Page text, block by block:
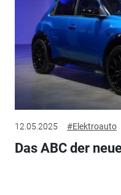
12.05.2025 #Elektroauto
Das ABC der